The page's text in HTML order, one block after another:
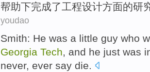
帮助下完成了工程设计方面的研
youdao
Smith: He was a little guy who
Georgia Tech, and he just was
never, ever say die.